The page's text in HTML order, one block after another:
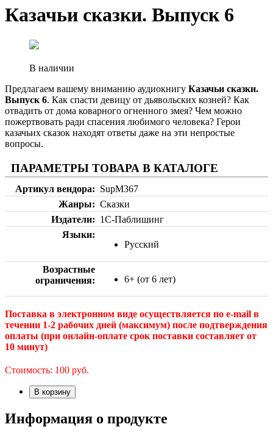
Казачьи сказки. Выпуск 6
В наличии
Предлагаем вашему вниманию аудиокнигу Казачьи сказки.
Выпуск 6. Как спасти девицу от дьявольских козней? Как
отвадить от дома коварного огненного змея? Чем можно
пожертвовать ради спасения любимого человека? Герои
казачьих сказок находят ответы даже на эти непростые
вопросы.
ПАРАМЕТРЫ ТОВАРА В КАТАЛОГЕ
Артикул вендора
SupM367
Жанры
Сказки
Издатели
1С-Паблишинг
Языки
Русский
Возрастные
ограничения
6+ (от 6 лет)
Поставка в электронном виде осуществляется по e-mail в
течении 1-2 рабочих дней (максимум) после подтверждения
оплаты (при онлайн-оплате срок поставки составляет от
10 минут)
Стоимость: 100 руб.
В корзину
Информация о продукте